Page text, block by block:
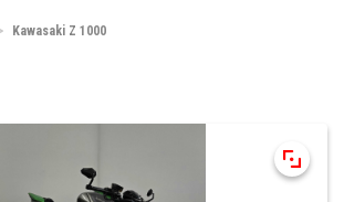
Kawasaki Z 1000